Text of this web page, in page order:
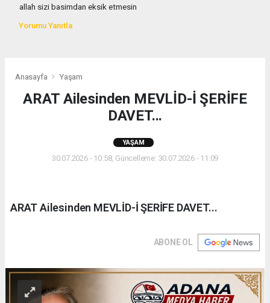
allah sizi basimdan eksik etmesin
Yorumu Yanıtla
Anasayfa Yaşam
ARAT Ailesinden MEVLİD-İ ŞERİFE
DAVET...
YAŞAM
30.07.2026 - 10:58, Güncelleme: 30.07.2026 - 11:09
ARAT Ailesinden MEVLİD-İ ŞERİFE DAVET...
ABONE OL